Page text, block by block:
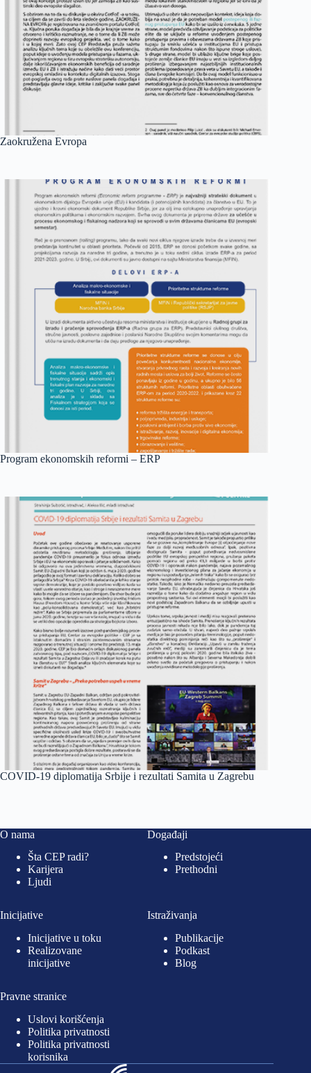
Zaokružena Evropa
Program ekonomskih reformi – ERP
COVID-19 diplomatija Srbije i rezultati Samita u Zagrebu
O nama
Šta CEP radi?
Karijera
Ljudi
Događaji
Predstojeći
Prethodni
Inicijative
Inicijative u toku
Realizovane
inicijative
Istraživanja
Publikacije
Podkast
Blog
Pravne stranice
Uslovi korišćenja
Politika privatnosti
Politika privatnosti
korisnika